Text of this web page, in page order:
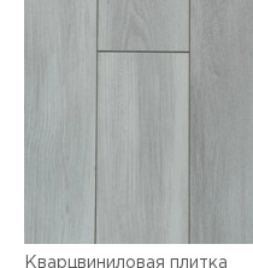
Кварцвиниловая плитка